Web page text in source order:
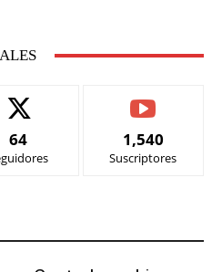
64 1,540
Suscriptores